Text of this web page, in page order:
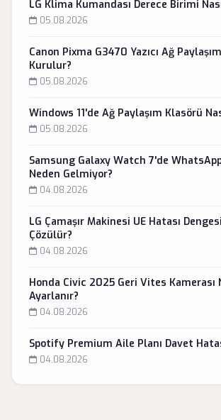
LG Klima Kumandası Derece Birimi
05.08.2026
Canon Pixma G3470 Yazıcı Ağ
Kurulur?
05.08.2026
Windows 11'de Ağ Paylaşım Klasörü
05.08.2026
Samsung Galaxy Watch 7'de
Neden Gelmiyor?
04.08.2026
LG Çamaşır Makinesi UE Hatası
Çözülür?
04.08.2026
Honda Civic 2025 Geri Vites Kamerası
Ayarlanır?
04.08.2026
Spotify Premium Aile Planı Davet
04.08.2026